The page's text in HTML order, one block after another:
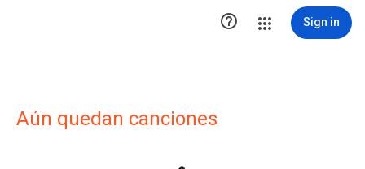
 Sign in
Aún quedan canciones